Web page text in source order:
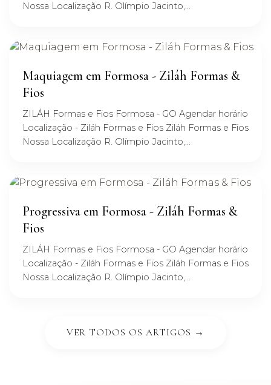
Nossa Localização R. Olímpio Jacinto,...
Maquiagem em Formosa - Ziláh Formas &
Fios
ZILÁH Formas e Fios Formosa - GO Agendar horário
Localização - Ziláh Formas e Fios Ziláh Formas e Fios
Nossa Localização R. Olímpio Jacinto,...
Progressiva em Formosa - Ziláh Formas &
Fios
ZILÁH Formas e Fios Formosa - GO Agendar horário
Localização - Ziláh Formas e Fios Ziláh Formas e Fios
Nossa Localização R. Olímpio Jacinto,...
VER TODOS OS ARTIGOS →